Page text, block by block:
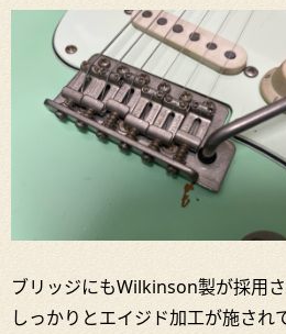
ブリッジにもWilkinson製が採用
しっかりとエイジド加工が施され